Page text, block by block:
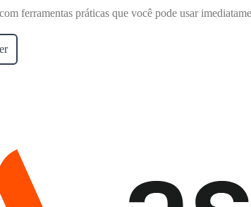
ferramentas práticas que você pode usar